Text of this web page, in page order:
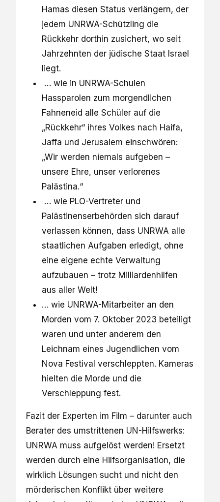
Hamas diesen Status verlängern, der
jedem UNRWA-Schützling die
Rückkehr dorthin zusichert, wo seit
Jahrzehnten der jüdische Staat Israel
liegt.
… wie in UNRWA-Schulen
Hassparolen zum morgendlichen
Fahneneid alle Schüler auf die
„Rückkehr“ ihres Volkes nach Haifa,
Jaffa und Jerusalem einschwören:
„Wir werden niemals aufgeben –
unsere Ehre, unser verlorenes
Palästina.“
… wie PLO-Vertreter und
Palästinenserbehörden sich darauf
verlassen können, dass UNRWA alle
staatlichen Aufgaben erledigt, ohne
eine eigene echte Verwaltung
aufzubauen – trotz Milliardenhilfen
aus aller Welt!
… wie UNRWA-Mitarbeiter an den
Morden vom 7. Oktober 2023 beteiligt
waren und unter anderem den
Leichnam eines Jugendlichen vom
Nova Festival verschleppten. Kameras
hielten die Morde und die
Verschleppung fest.
Fazit der Experten im Film – darunter auch
Berater des umstrittenen UN-Hilfswerks:
UNRWA muss aufgelöst werden! Ersetzt
werden durch eine Hilfsorganisation, die
wirklich Lösungen sucht und nicht den
mörderischen Konflikt über weitere